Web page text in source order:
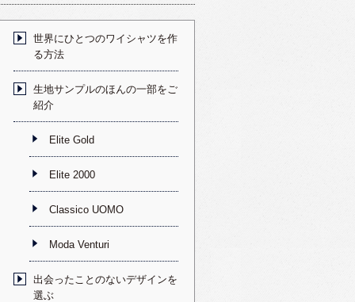
世界にひとつのワイシャツを作
る方法
生地サンプルのほんの一部をご
紹介
Elite Gold
Elite 2000
Classico UOMO
Moda Venturi
出会ったことのないデザインを
選ぶ